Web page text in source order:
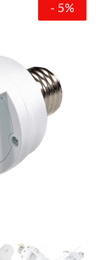
- 5%